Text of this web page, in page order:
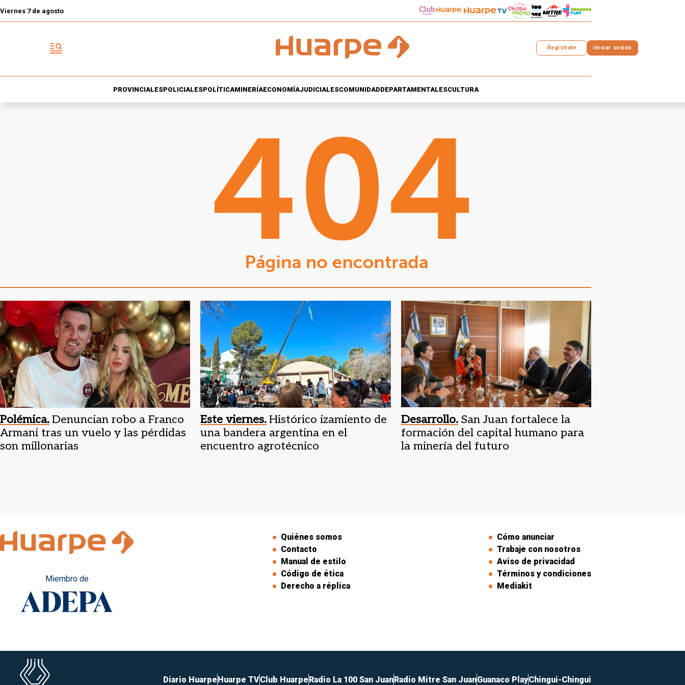
Viernes 7 de agosto
Registrate Iniciar sesión
PROVINCIALESPOLICIALESPOLÍTICAMINERÍAECONOMÍAJUDICIALESCOMUNIDADDEPARTAMENTALESCULTURA
Polémica.Denuncian robo a Franco
Armani tras un vuelo y las pérdidas
son millonarias
Este viernes. Histórico izamiento de
una bandera argentina en el
encuentro agrotécnico
Desarrollo. San Juan fortalece la
formación del capital humano para
la minería del futuro
Miembro de
Quiénes somos
Contacto
Manual de estilo
Código de ética
Derecho a réplica
Cómo anunciar
Trabaje con nosotros
Aviso de privacidad
Términos y condiciones
Mediakit
Diario HuarpeHuarpe TVClub HuarpeRadio La 100 San JuanRadio Mitre San JuanGuanaco PlayChingui-Chingui